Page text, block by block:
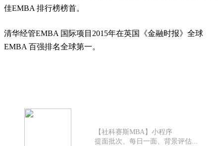
佳EMBA 排行榜榜首。
清华经管EMBA 国际项目2015年在英国《金融时报》全球
EMBA 百强排名全球第一。
【社科赛斯MBA】小程序
提面批次、每日一面、背景评估...